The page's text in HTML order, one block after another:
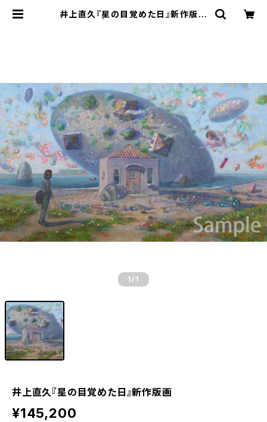
井上直久『星の目覚めた日』新作版画
1 /1
井上直久『星の目覚めた日』新作版画
¥145,200